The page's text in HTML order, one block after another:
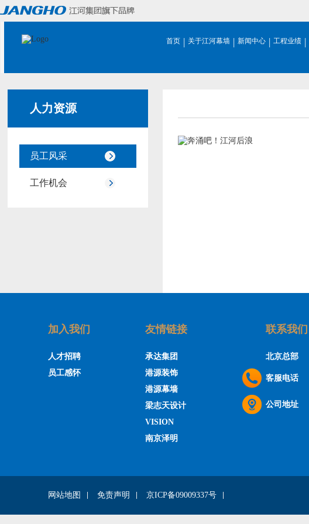
首页 关于江河幕墙 新闻中心 工程业绩
人力资源
员工风采
工作机会
加入我们
人才招聘
员工感怀
友情链接
承达集团
港源装饰
港源幕墙
梁志天设计
VISION
南京泽明
联系我们
北京总部
客服电话
公司地址
网站地图 免责声明 京ICP备09009337号